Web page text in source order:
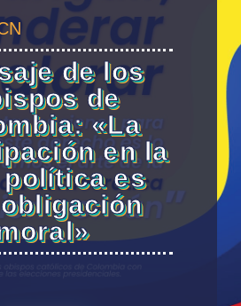
de los
de
«La
en la
es